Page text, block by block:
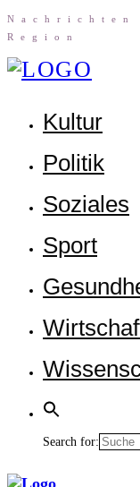
Nach­rich­ten
Region
Kul­tur
Poli­tik
Sozia­les
Sport
Search for: